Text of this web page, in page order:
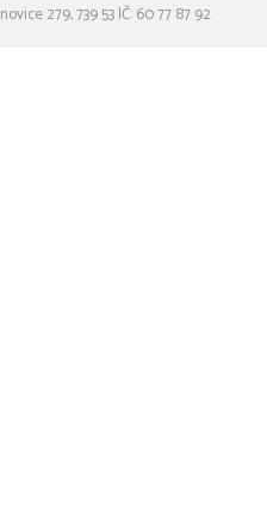
279, 739 53 IČ: 60 77 87 92